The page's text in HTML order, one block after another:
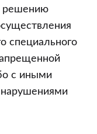
решению
специального
с иными